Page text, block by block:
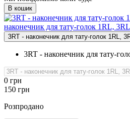
В кошик
наконечник для тату‑голок 1RL,
3RT - наконечник для тату-голок 1RL,
3RT - наконечник для тату-
0 грн
150 грн
Розпродано